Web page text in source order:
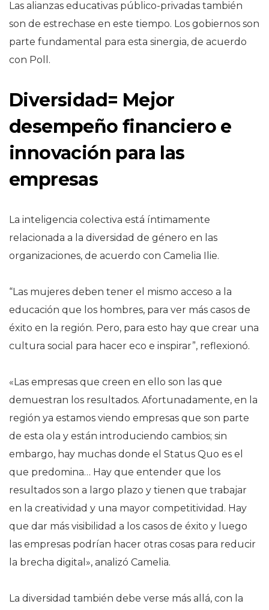
Las alianzas educativas público-privadas también
son de estrechase en este tiempo. Los gobiernos son
parte fundamental para esta sinergia, de acuerdo
con Poll.
Diversidad= Mejor
desempeño financiero e
innovación para las
empresas
La inteligencia colectiva está íntimamente
relacionada a la diversidad de género en las
organizaciones, de acuerdo con Camelia Ilie.
“Las mujeres deben tener el mismo acceso a la
educación que los hombres, para ver más casos de
éxito en la región. Pero, para esto hay que crear una
cultura social para hacer eco e inspirar”, reflexionó.
«Las empresas que creen en ello son las que
demuestran los resultados. Afortunadamente, en la
región ya estamos viendo empresas que son parte
de esta ola y están introduciendo cambios; sin
embargo, hay muchas donde el Status Quo es el
que predomina… Hay que entender que los
resultados son a largo plazo y tienen que trabajar
en la creatividad y una mayor competitividad. Hay
que dar más visibilidad a los casos de éxito y luego
las empresas podrían hacer otras cosas para reducir
la brecha digital», analizó Camelia.
La diversidad también debe verse más allá, con la